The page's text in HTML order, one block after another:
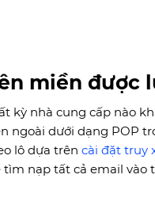
miền được
kỳ nhà cung cấp nào
ngoài dưới dạng POP
lô dựa trêncài đặt truy
nạp tất cả email vào